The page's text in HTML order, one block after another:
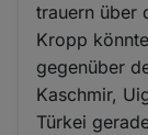
trauern über
Kropp
gegenüber
Kaschmir,
Türkei